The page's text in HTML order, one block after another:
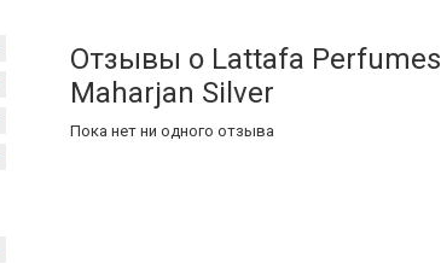
Отзывы о Lattafa Perfumes
Maharjan Silver
Пока нет ни одного отзыва